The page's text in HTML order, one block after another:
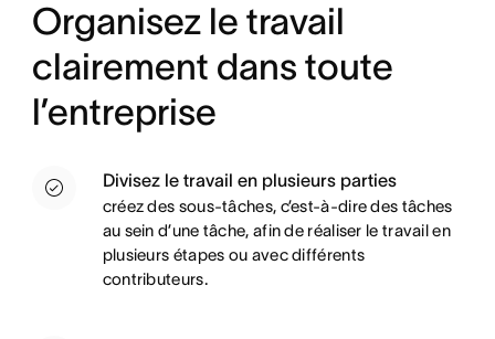
Organisez le travail
clairement dans toute
l’entreprise
Divisez le travail en plusieurs parties
créez des sous-tâches, c’est-à-dire des tâches
au sein d’une tâche, afin de réaliser le travail en
plusieurs étapes ou avec différents
contributeurs.